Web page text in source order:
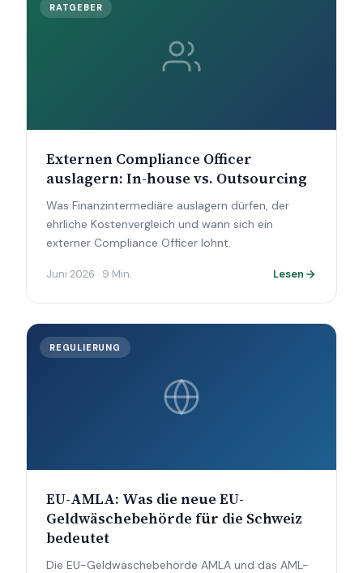
RATGEBER
Externen Compliance Officer
auslagern: In-house vs. Outsourcing
Was Finanzintermediäre auslagern dürfen, der
ehrliche Kostenvergleich und wann sich ein
externer Compliance Officer lohnt.
Juni 2026 · 9 Min. Lesen
REGULIERUNG
EU-AMLA: Was die neue EU-
Geldwäschebehörde für die Schweiz
bedeutet
Die EU-Geldwäschebehörde AMLA und das AML-